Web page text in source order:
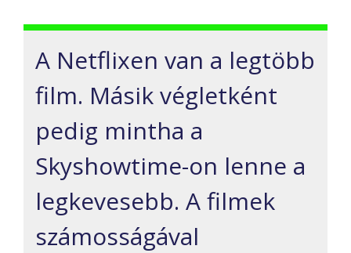
A Netflixen van a legtöbb
film. Másik végletként
pedig mintha a
Skyshowtime-on lenne a
legkevesebb. A filmek
számosságával